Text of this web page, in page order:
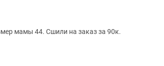
мамы 44. Сшили на заказ за 90к.